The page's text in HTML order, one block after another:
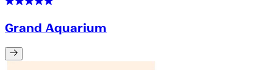
Grand Aquarium